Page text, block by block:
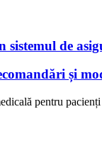
de
și
pentru pacienți